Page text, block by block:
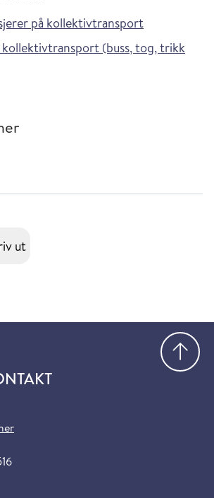
på kollektivtransport
(buss, tog, trikk
ut